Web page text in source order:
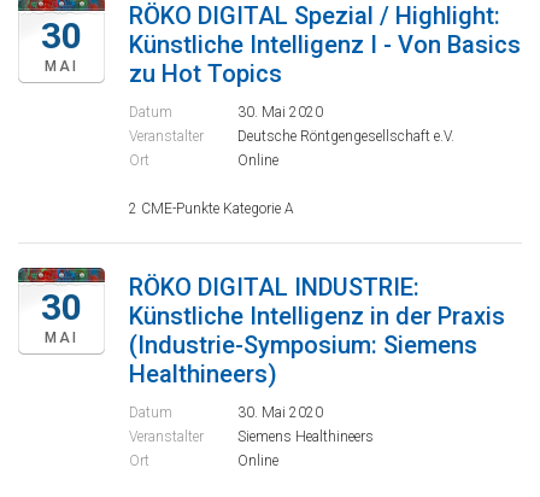
30
MAI
RÖKO DIGITAL Spezial / Highlight:
Künstliche Intelligenz I - Von Basics
zu Hot Topics
Datum
30. Mai 2020
Veranstalter
Deutsche Röntgengesellschaft e.V.
Ort
Online
2 CME-Punkte Kategorie A
30
MAI
RÖKO DIGITAL INDUSTRIE:
Künstliche Intelligenz in der Praxis
(Industrie-Symposium: Siemens
Healthineers)
Datum
30. Mai 2020
Veranstalter
Siemens Healthineers
Ort
Online